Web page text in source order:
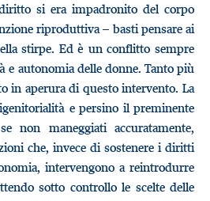
si era impadronito del corpo
riproduttiva – basti pensare ai
stirpe. Ed è un conflitto sempre
e autonomia delle donne. Tanto più
in aperura di questo intervento. La
e persino il preminente
non maneggiati accuratamente,
che, invece di sostenere i diritti
intervengono a reintrodurre
sotto controllo le scelte delle